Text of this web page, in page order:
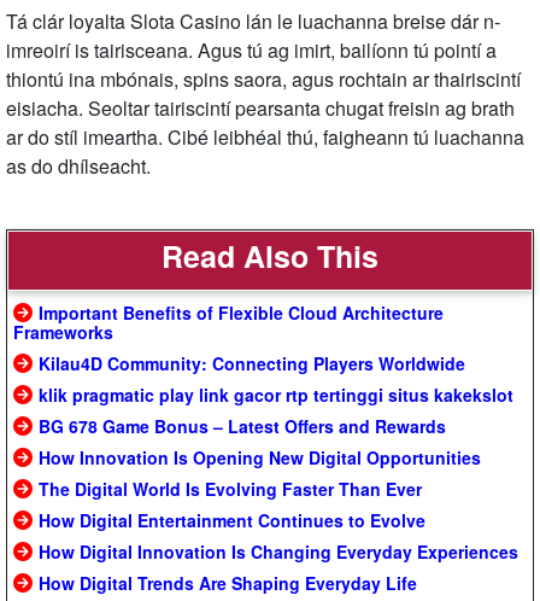
Tá clár loyalta Slota Casino lán le luachanna breise dár n-
imreoirí is tairisceana. Agus tú ag imirt, bailíonn tú pointí a
thiontú ina mbónais, spins saora, agus rochtain ar thairiscintí
eisiacha. Seoltar tairiscintí pearsanta chugat freisin ag brath
ar do stíl imeartha. Cibé leibhéal thú, faigheann tú luachanna
as do dhílseacht.
Read Also This
Important Benefits of Flexible Cloud Architecture
Frameworks
Kilau4D Community: Connecting Players Worldwide
klik pragmatic play link gacor rtp tertinggi situs kakekslot
BG 678 Game Bonus – Latest Offers and Rewards
How Innovation Is Opening New Digital Opportunities
The Digital World Is Evolving Faster Than Ever
How Digital Entertainment Continues to Evolve
How Digital Innovation Is Changing Everyday Experiences
How Digital Trends Are Shaping Everyday Life